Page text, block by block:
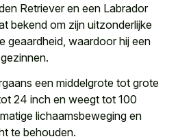
Retriever en een Labrador
bekend om zijn uitzonderlijke
geaardheid, waardoor hij een
een middelgrote tot grote
24 inch en weegt tot 100
lichaamsbeweging en
te behouden.